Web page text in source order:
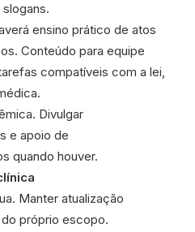
ensino prático de atos
Conteúdo para equipe
compatíveis com a lei,
Divulgar
e apoio de
quando houver.
Manter atualização
próprio escopo.